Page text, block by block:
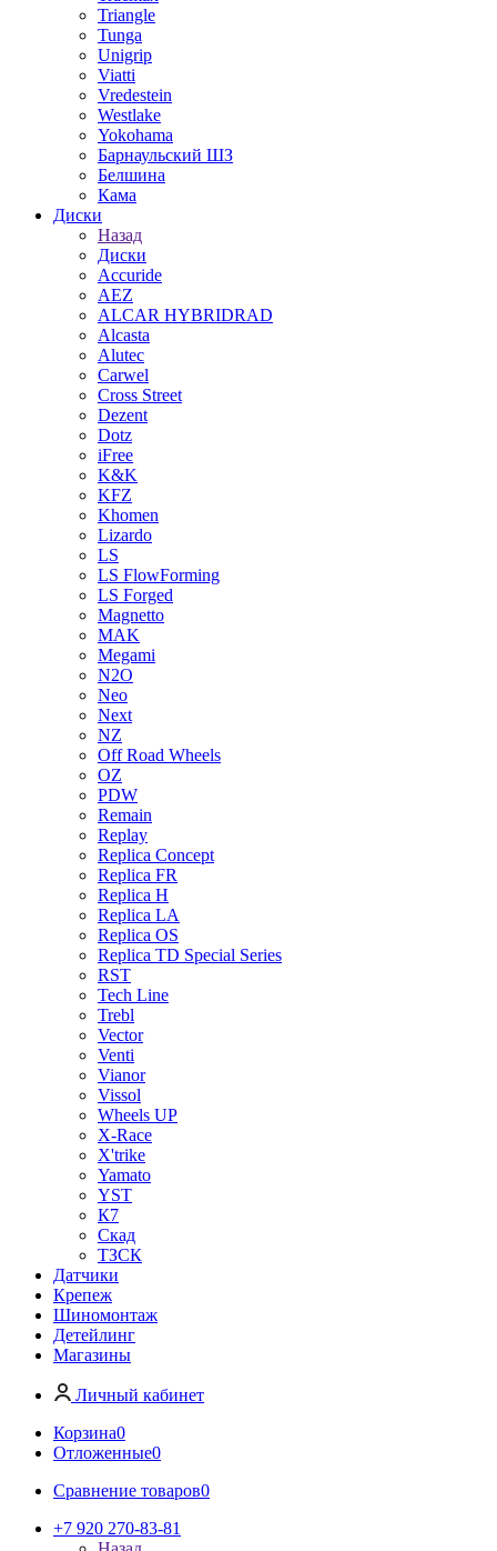
Triangle
Tunga
Unigrip
Viatti
Vredestein
Westlake
Yokohama
Барнаульский ШЗ
Белшина
Кама
Диски
Назад
Диски
Accuride
AEZ
ALCAR HYBRIDRAD
Alcasta
Alutec
Carwel
Cross Street
Dezent
Dotz
iFree
K&K
KFZ
Khomen
Lizardo
LS
LS FlowForming
LS Forged
Magnetto
MAK
Megami
N2O
Neo
Next
NZ
Off Road Wheels
OZ
PDW
Remain
Replay
Replica Concept
Replica FR
Replica H
Replica LA
Replica OS
Replica TD Special Series
RST
Tech Line
Trebl
Vector
Venti
Vianor
Vissol
Wheels UP
X-Race
X'trike
Yamato
YST
К7
Скад
ТЗСК
Датчики
Крепеж
Шиномонтаж
Детейлинг
Магазины
Личный кабинет
Корзина0
Отложенные0
Сравнение товаров0
+7 920 270-83-81